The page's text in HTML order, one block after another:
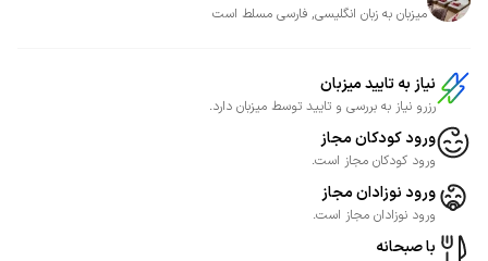
میزبان به زبان انگلیسی, فارسی مسلط است
نیاز به تایید میزبان
رزرو نیاز به بررسی و تایید توسط میزبان دارد.
ورود کودکان مجاز
ورود کودکان مجاز است.
ورود نوزادان مجاز
ورود نوزادان مجاز است.
با صبحانه